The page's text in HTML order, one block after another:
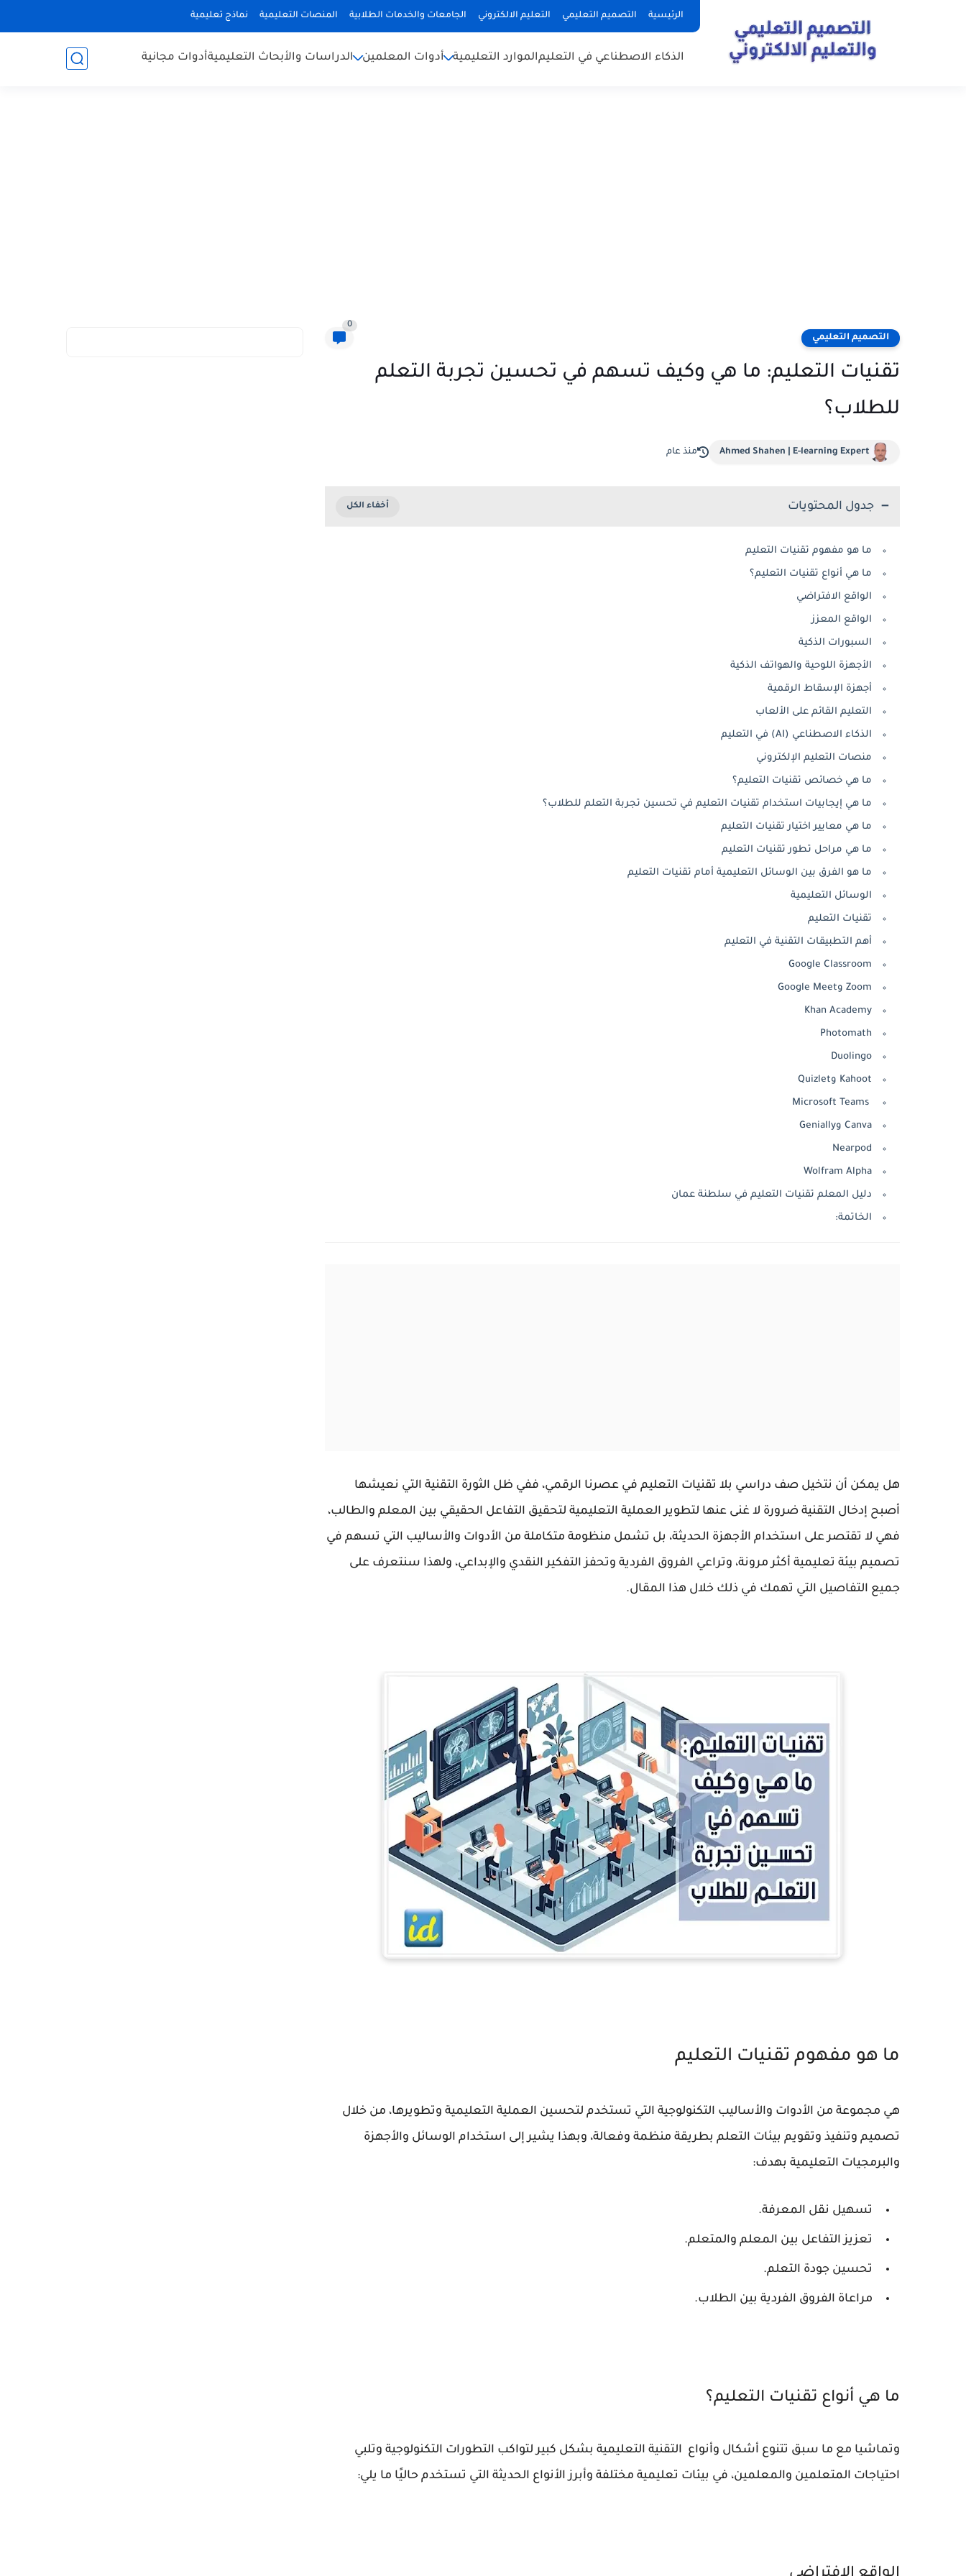
الرئيسية التصميم التعليمي التعليم الالكتروني الجامعات والخدمات الطلابية المنصات التعليمية نماذج تعليمية
الذكاء الاصطناعي في التعليمالموارد التعليمية أدوات المعلمين الدراسات والأبحاث التعليميةأدوات مجانية
التصميم التعليمي
0
تقنيات التعليم: ما هي وكيف تسهم في تحسين تجربة التعلم
للطلاب؟
Ahmed Shahen | E-learning Expert منذ عام
جدول المحتويات
ما هو مفهوم تقنيات التعليم
ما هي أنواع تقنيات التعليم؟
الواقع الافتراضي
الواقع المعزز
السبورات الذكية
الأجهزة اللوحية والهواتف الذكية
أجهزة الإسقاط الرقمية
التعليم القائم على الألعاب
الذكاء الاصطناعي (AI) في التعليم
منصات التعليم الإلكتروني
ما هي خصائص تقنيات التعليم؟
ما هي إيجابيات استخدام تقنيات التعليم في تحسين تجربة التعلم للطلاب؟
ما هي معايير اختيار تقنيات التعليم
ما هي مراحل تطور تقنيات التعليم
ما هو الفرق بين الوسائل التعليمية أمام تقنيات التعليم
الوسائل التعليمية
تقنيات التعليم
أهم التطبيقات التقنية في التعليم
Google Classroom
Zoom وGoogle Meet
Khan Academy
Photomath
Duolingo
Kahoot وQuizlet
Canva وGenially
Nearpod
Wolfram Alpha
دليل المعلم تقنيات التعليم في سلطنة عمان
الخاتمة:
هل يمكن أن نتخيل صف دراسي بلا تقنيات التعليم في عصرنا الرقمي، ففي ظل الثورة التقنية التي نعيشها
أصبح إدخال التقنية ضرورة لا غنى عنها لتطوير العملية التعليمية لتحقيق التفاعل الحقيقي بين المعلم والطالب،
فهي لا تقتصر على استخدام الأجهزة الحديثة، بل تشمل منظومة متكاملة من الأدوات والأساليب التي تسهم في
تصميم بيئة تعليمية أكثر مرونة، وتراعي الفروق الفردية وتحفز التفكير النقدي والإبداعي، ولهذا سنتعرف على
جميع التفاصيل التي تهمك في ذلك خلال هذا المقال.
ما هو مفهوم تقنيات التعليم
هي مجموعة من الأدوات والأساليب التكنولوجية التي تستخدم لتحسين العملية التعليمية وتطويرها، من خلال
تصميم وتنفيذ وتقويم بيئات التعلم بطريقة منظمة وفعالة، وبهذا يشير إلى استخدام الوسائل والأجهزة
والبرمجيات التعليمية بهدف:
تسهيل نقل المعرفة.
تعزيز التفاعل بين المعلم والمتعلم.
تحسين جودة التعلم.
مراعاة الفروق الفردية بين الطلاب.
ما هي أنواع تقنيات التعليم؟
وتماشيا مع ما سبق تتنوع أشكال وأنواع التقنية التعليمية بشكل كبير لتواكب التطورات التكنولوجية وتلبي
احتياجات المتعلمين والمعلمين، في بيئات تعليمية مختلفة وأبرز الأنواع الحديثة التي تستخدم حاليًا ما يلي: